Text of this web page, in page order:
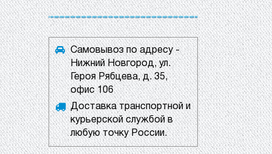
Самовывоз по адресу -
Нижний Новгород, ул.
Героя Рябцева, д. 35,
офис 106
Доставка транспортной и
курьерской службой в
любую точку России.